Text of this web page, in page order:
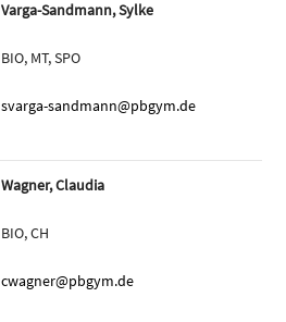
Varga-Sandmann, Sylke
BIO, MT, SPO
svarga-sandmann@pbgym.de
Wagner, Claudia
BIO, CH
cwagner@pbgym.de